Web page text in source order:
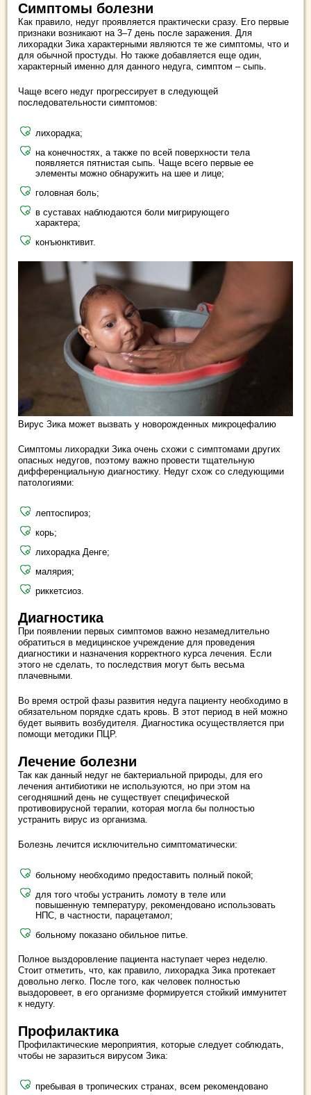
Симптомы болезни
Как правило, недуг проявляется практически сразу. Его первые
признаки возникают на 3–7 день после заражения. Для
лихорадки Зика характерными являются те же симптомы, что и
для обычной простуды. Но также добавляется еще один,
характерный именно для данного недуга, симптом – сыпь.
Чаще всего недуг прогрессирует в следующей
последовательности симптомов:
лихорадка;
на конечностях, а также по всей поверхности тела
появляется пятнистая сыпь. Чаще всего первые ее
элементы можно обнаружить на шее и лице;
головная боль;
в суставах наблюдаются боли мигрирующего
характера;
конъюнктивит.
Вирус Зика может вызвать у новорожденных микроцефалию
Симптомы лихорадки Зика очень схожи с симптомами других
опасных недугов, поэтому важно провести тщательную
дифференциальную диагностику. Недуг схож со следующими
патологиями:
лептоспироз;
корь;
лихорадка Денге;
малярия;
риккетсиоз.
Диагностика
При появлении первых симптомов важно незамедлительно
обратиться в медицинское учреждение для проведения
диагностики и назначения корректного курса лечения. Если
этого не сделать, то последствия могут быть весьма
плачевными.
Во время острой фазы развития недуга пациенту необходимо в
обязательном порядке сдать кровь. В этот период в ней можно
будет выявить возбудителя. Диагностика осуществляется при
помощи методики ПЦР.
Лечение болезни
Так как данный недуг не бактериальной природы, для его
лечения антибиотики не используются, но при этом на
сегодняшний день не существует специфической
противовирусной терапии, которая могла бы полностью
устранить вирус из организма.
Болезнь лечится исключительно симптоматически:
больному необходимо предоставить полный покой;
для того чтобы устранить ломоту в теле или
повышенную температуру, рекомендовано использовать
НПС, в частности, парацетамол;
больному показано обильное питье.
Полное выздоровление пациента наступает через неделю.
Стоит отметить, что, как правило, лихорадка Зика протекает
довольно легко. После того, как человек полностью
выздоровеет, в его организме формируется стойкий иммунитет
к недугу.
Профилактика
Профилактические мероприятия, которые следует соблюдать,
чтобы не заразиться вирусом Зика:
пребывая в тропических странах, всем рекомендовано